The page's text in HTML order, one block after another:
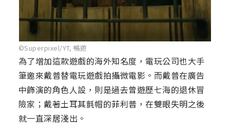
©Superpixel/YT, 暢遊
為了增加這款遊戲的海外知名度，電玩公司也大手
筆邀來戴普替電玩遊戲拍攝微電影。而戴普在廣告
中飾演的角色人設，則是過去曾遊歷七海的退休冒
險家；戴著土耳其氈帽的菲利普，在雙眼失明之後
就一直深居淺出。